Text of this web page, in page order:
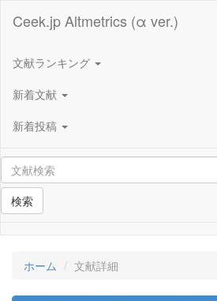
Ceek.jp Altmetrics (α ver.)
文献ランキング
新着文献
新着投稿
検索
ホーム 文献詳細